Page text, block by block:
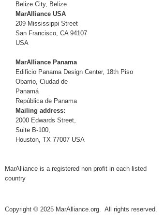
Belize City, Belize
MarAlliance USA
209 Mississippi Street
San Francisco, CA 94107
USA
MarAlliance Panama
Edificio Panama Design Center, 18th Piso
Obarrio, Ciudad de
Panamá
República de Panama
Mailing address:
2000 Edwards Street,
Suite B-100,
Houston, TX 77007 USA
MarAlliance is a registered non profit in each listed
country
Copyright © 2025 MarAlliance.org. All rights reserved.